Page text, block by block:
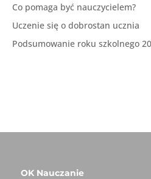
Co pomaga być nauczycielem?
Uczenie się o dobrostan ucznia
Podsumowanie roku szkolnego
OK Nauczanie